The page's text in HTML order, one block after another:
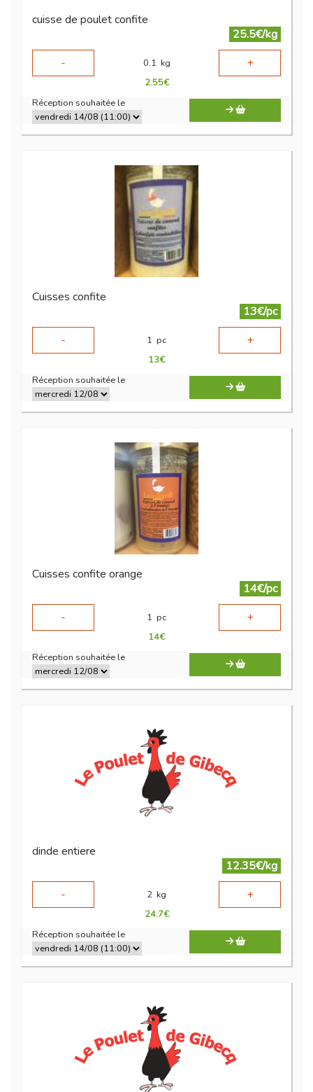
cuisse de poulet confite
25.5€/kg
-
0.1 kg +
2.55€
Réception souhaitée le
Cuisses confite
13€/pc
-
1 pc +
13€
Réception souhaitée le
Cuisses confite orange
14€/pc
-
1 pc +
14€
Réception souhaitée le
dinde entiere
12.35€/kg
-
2 kg +
24.7€
Réception souhaitée le